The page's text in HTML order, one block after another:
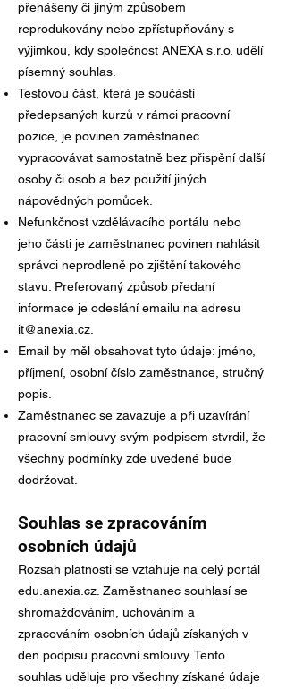
přenášeny či jiným způsobem
reprodukovány nebo zpřístupňovány s
výjimkou, kdy společnost ANEXA s.r.o. udělí
písemný souhlas.
Testovou část, která je součástí
předepsaných kurzů v rámci pracovní
pozice, je povinen zaměstnanec
vypracovávat samostatně bez přispění další
osoby či osob a bez použití jiných
nápovědných pomůcek.
Nefunkčnost vzdělávacího portálu nebo
jeho části je zaměstnanec povinen nahlásit
správci neprodleně po zjištění takového
stavu. Preferovaný způsob předaní
informace je odeslání emailu na adresu
it@anexia.cz
Email by měl obsahovat tyto údaje: jméno,
příjmení, osobní číslo zaměstnance, stručný
popis.
Zaměstnanec se zavazuje a při uzavírání
pracovní smlouvy svým podpisem stvrdil, že
všechny podmínky zde uvedené bude
dodržovat.
Souhlas se zpracováním
osobních údajů
Rozsah platnosti se vztahuje na celý portál
edu.anexia.cz. Zaměstnanec souhlasí se
shromažďováním, uchováním a
zpracováním osobních údajů získaných v
den podpisu pracovní smlouvy. Tento
souhlas uděluje pro všechny získané údaje